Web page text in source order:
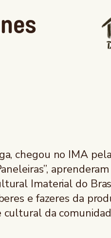
chegou no IMA
Imaterial do
e fazeres da
da